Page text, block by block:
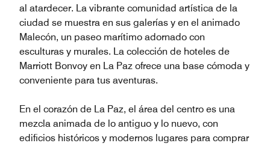
al atardecer. La vibrante comunidad artística de la
ciudad se muestra en sus galerías y en el animado
Malecón, un paseo marítimo adornado con
esculturas y murales. La colección de hoteles de
Marriott Bonvoy en La Paz ofrece una base cómoda y
conveniente para tus aventuras.
En el corazón de La Paz, el área del centro es una
mezcla animada de lo antiguo y lo nuevo, con
edificios históricos y modernos lugares para comprar